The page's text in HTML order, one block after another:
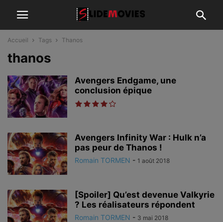
Accueil Tags Thanos
thanos
Avengers Endgame, une
conclusion épique
Avengers Infinity War : Hulk n’a
pas peur de Thanos !
Romain TORMEN - 1 août 2018
[Spoiler] Qu’est devenue Valkyrie
? Les réalisateurs répondent
Romain TORMEN - 3 mai 2018